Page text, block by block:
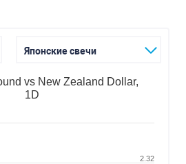
Японские свечи
vs New Zealand Dollar,
1D
2.32